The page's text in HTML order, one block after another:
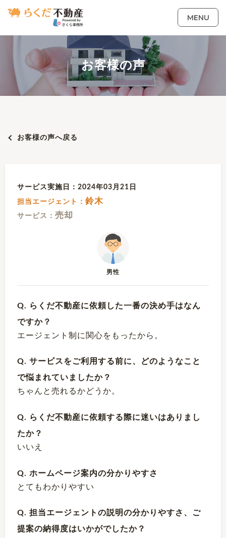
MENU
お客様の声
お客様の声へ戻る
サービス実施日：2024年03月21日
担当エージェント： 鈴木
サービス： 売却
男性
Q. らくだ不動産に依頼した一番の決め手はなん
ですか？
エージェント制に関心をもったから。
Q. サービスをご利用する前に、どのようなこと
で悩まれていましたか？
ちゃんと売れるかどうか。
Q. らくだ不動産に依頼する際に迷いはありまし
たか？
いいえ
Q. ホームページ案内の分かりやすさ
とてもわかりやすい
Q. 担当エージェントの説明の分かりやすさ、ご
提案の納得度はいかがでしたか？